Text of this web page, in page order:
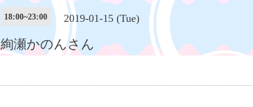
18:00~23:00 2019-01-15 (Tue)
絢瀬かのんさん